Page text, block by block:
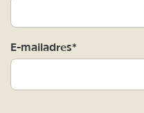
E-mailadres*